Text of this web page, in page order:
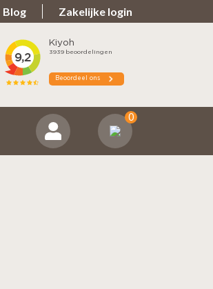
Blog Zakelijke login
0
Spullen teveel?